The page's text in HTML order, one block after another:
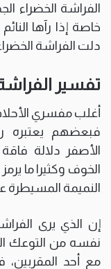
الفراشة الخضراء
خاصة إذا رآها
دلت الفراشة
تفسير
أغلب مفسري
فبعضهم يعتبره
الأصفر دلالة
الخوف وكثيرا ما
النميمة المسيطرة
إن الذي يرى
نفسه من التوعك
مع أحد